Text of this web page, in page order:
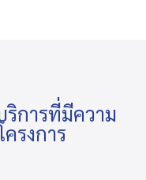
ริการที่มีความ
รงการ